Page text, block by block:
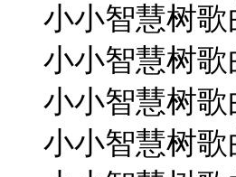
小小智慧树歌
小小智慧树歌
小小智慧树歌
小小智慧树歌